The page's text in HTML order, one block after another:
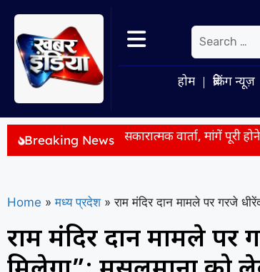
होम ब्रेकिंग न्यूज़
Breaking News
बीच सकारात्मक वार्ता, मांगें पूरी होने तक सत्याग्रह जारी
Home » मध्य प्रदेश » राम मंदिर दान मामले पर गरजे
राम मंदिर दान मामले पर